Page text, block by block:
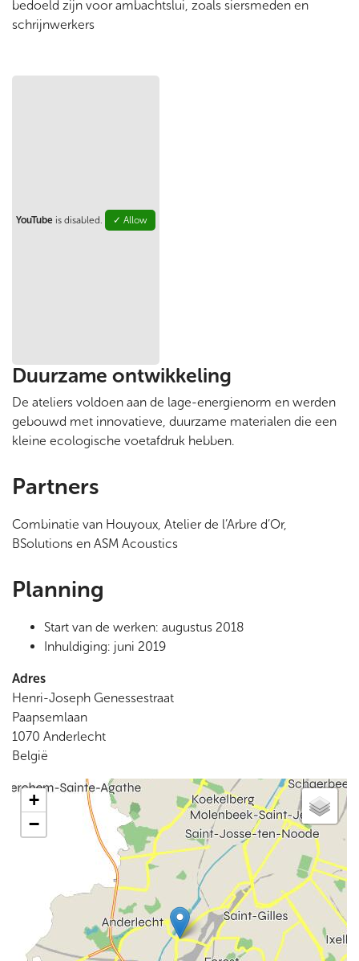
bedoeld zijn voor ambachtslui, zoals siersmeden en
schrijnwerkers
YouTube is disabled. ✓ Allow
Duurzame ontwikkeling
De ateliers voldoen aan de lage-energienorm en werden
gebouwd met innovatieve, duurzame materialen die een
kleine ecologische voetafdruk hebben.
Partners
Combinatie van Houyoux, Atelier de l’Arbre d’Or,
BSolutions en ASM Acoustics
Planning
Start van de werken: augustus 2018
Inhuldiging: juni 2019
Adres
Henri-Joseph Genessestraat
Paapsemlaan
1070 Anderlecht
België
+
−